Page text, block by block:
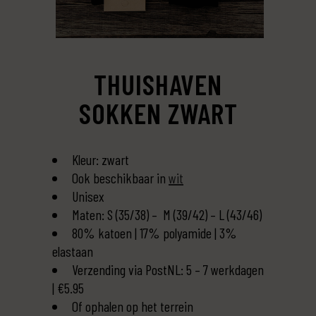
THUISHAVEN
SOKKEN ZWART
Kleur: zwart
Ook beschikbaar in wit
Unisex
Maten: S (35/38) – M (39/42) – L (43/46)
80% katoen | 17% polyamide | 3%
elastaan
Verzending via PostNL: 5 – 7 werkdagen
| €5.95
Of ophalen op het terrein